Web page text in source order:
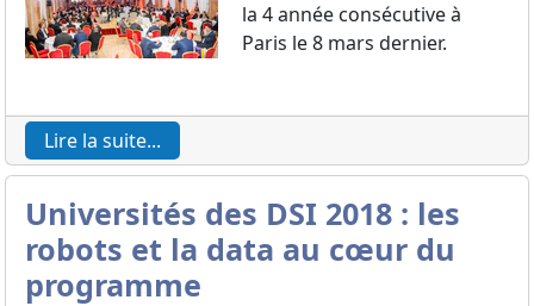
la 4 année consécutive à
Paris le 8 mars dernier.
Lire la suite...
Universités des DSI 2018 : les
robots et la data au cœur du
programme